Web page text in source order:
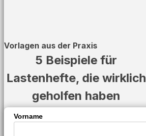
Vorlagen aus der Praxis
5 Beispiele für
Lastenhefte, die wirklich
geholfen haben
Vorname